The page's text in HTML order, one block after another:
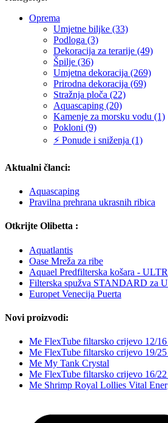
Oprema
Umjetne biljke (33)
Podloga (3)
Dekoracija za terarije (49)
Špilje (36)
Umjetna dekoracija (269)
Prirodna dekoracija (69)
Stražnja ploča (22)
Aquascaping (20)
Kamenje za morsku vodu (1)
Pokloni (9)
⚡ Ponude i sniženja (1)
Aktualni članci:
Aquascaping
Pravilna prehrana ukrasnih ribica
Otkrijte Olibetta :
Aquatlantis
Oase Mreža za ribe
Aquael Predfilterska košara -
Filterska spužva STANDARD za
Europet Venecija Puerta
Novi proizvodi:
Me FlexTube filtarsko crijevo 12/
Me FlexTube filtarsko crijevo 19/
Me My Tank Crystal
Me FlexTube filtarsko crijevo 16/
Me Shrimp Royal Lollies Vital